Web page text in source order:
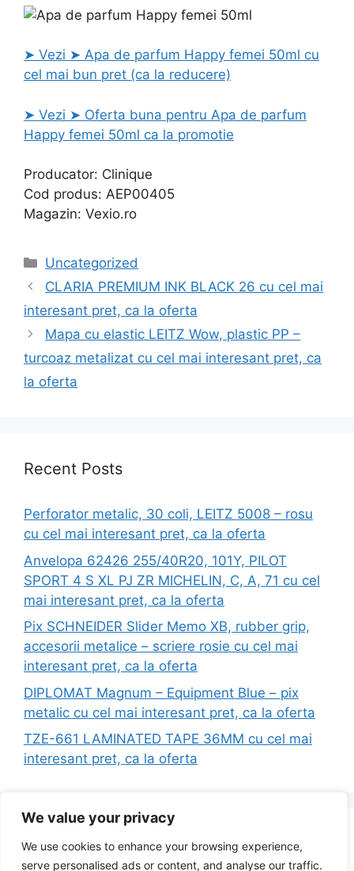
We value your privacy
We use cookies to enhance your browsing experience,
serve personalised ads or content, and analyse our traffic.
➤ Vezi ➤ Apa de parfum Happy femei 50ml cu
cel mai bun pret (ca la reducere)
➤ Vezi ➤ Oferta buna pentru Apa de parfum
Happy femei 50ml ca la promotie
Producator: Clinique
Cod produs: AEP00405
Magazin: Vexio.ro
Categories
Uncategorized
CLARIA PREMIUM INK BLACK 26 cu cel mai
interesant pret, ca la oferta
Mapa cu elastic LEITZ Wow, plastic PP –
turcoaz metalizat cu cel mai interesant pret, ca
la oferta
Recent Posts
Perforator metalic, 30 coli, LEITZ 5008 – rosu
cu cel mai interesant pret, ca la oferta
Anvelopa 62426 255/40R20, 101Y, PILOT
SPORT 4 S XL PJ ZR MICHELIN, C, A, 71 cu cel
mai interesant pret, ca la oferta
Pix SCHNEIDER Slider Memo XB, rubber grip,
accesorii metalice – scriere rosie cu cel mai
interesant pret, ca la oferta
DIPLOMAT Magnum – Equipment Blue – pix
metalic cu cel mai interesant pret, ca la oferta
TZE-661 LAMINATED TAPE 36MM cu cel mai
interesant pret, ca la oferta
Search
for: